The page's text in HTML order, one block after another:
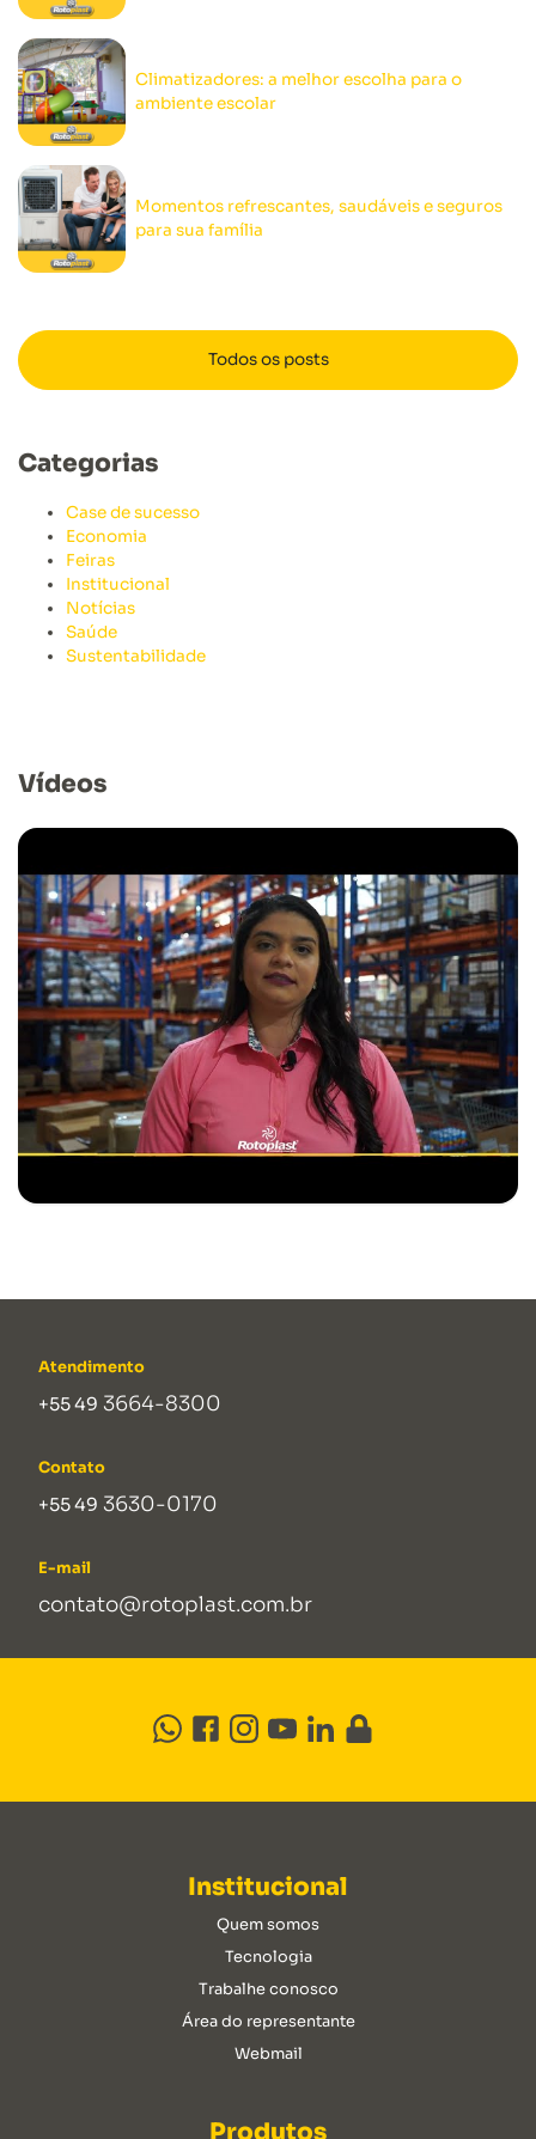
Climatizadores: a melhor escolha para o
ambiente escolar
Momentos refrescantes, saudáveis e seguros
para sua família
Todos os posts
Categorias
Case de sucesso
Economia
Feiras
Institucional
Notícias
Saúde
Sustentabilidade
Vídeos
Atendimento
+55 49 3664-8300
Contato
+55 49 3630-0170
E-mail
contato@rotoplast.com.br
Institucional
Quem somos
Tecnologia
Trabalhe conosco
Área do representante
Webmail
Produtos